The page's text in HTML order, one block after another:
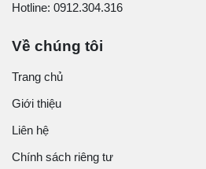
Hotline: 0912.304.316
Về chúng tôi
Trang chủ
Giới thiệu
Liên hệ
Chính sách riêng tư